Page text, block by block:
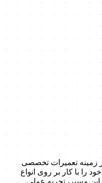
زمینه تعمیرات تخصصی
را با کار بر روی انواع
مسیر، تجربه عملی